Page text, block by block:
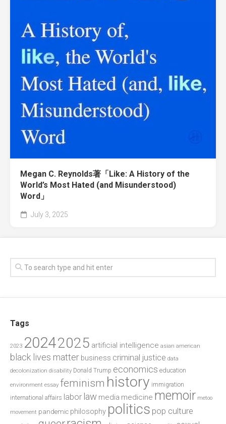
Megan C. Reynolds著「Like: A History of the
World’s Most Hated (and Misunderstood)
Word」
July 3, 2025
Tags
2023 20242025 artificial intelligence asian american
black lives matter business criminal justice data
decolonization disability Donald Trump economics education
environment essay feminism history immigration
international affairs labor law media medicine memoir metoo
movement pandemic philosophy politics pop culture